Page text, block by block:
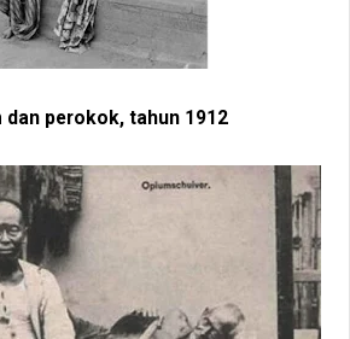
dan perokok, tahun 1912